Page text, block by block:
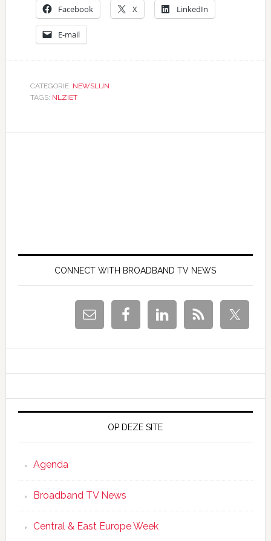
Facebook X LinkedIn
E-mail
CATEGORIE: NEWSLIJN
TAGS: NLZIET
Primaire
SidebarCONNECT WITH BROADBAND TV NEWS
OP DEZE SITE
Agenda
Broadband TV News
Central & East Europe Week